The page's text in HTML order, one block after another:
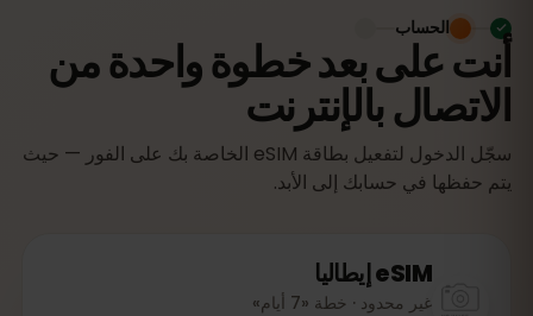
أنت على بعد خطوة واحدة من
الاتصال بالإنترنت
سجّل الدخول لتفعيل بطاقة eSIM الخاصة بك على الفور — حيث
يتم حفظها في حسابك إلى الأبد.
الحساب
eSIMإيطاليا
غير محدود · خطة «7 أيام»